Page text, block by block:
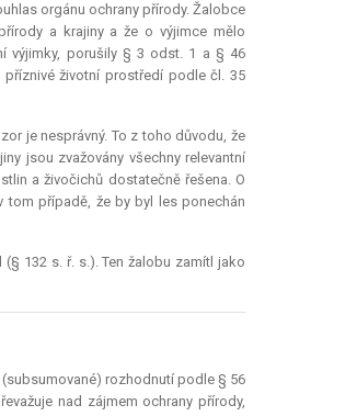
orgánu ochrany přírody. Žalobce
a krajiny a že o výjimce mělo
výjimky, porušily § 3 odst. 1 a § 46
životní prostředí podle čl. 35
je nesprávný. To z toho důvodu, že
jsou zvažovány všechny relevantní
a živočichů dostatečně řešena. O
případě, že by byl les ponechán
132 s. ř. s.). Ten žalobu zamítl jako
rozhodnutí podle § 56
nad zájmem ochrany přírody,